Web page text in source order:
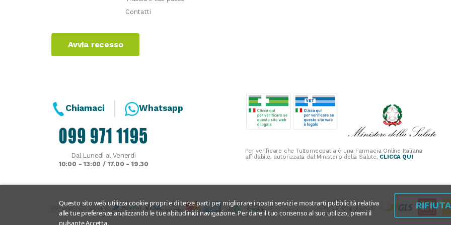
Contatti
Avvia recesso
Questo sito web utilizza cookie propri e di terze parti per migliorare i nostri servizi e mostrarti pubblicità relativa
alle tue preferenze analizzando le tue abitudinidi navigazione. Per dare il tuo consenso al suo utilizzo, premi il
pulsante Accetta.
Chiamaci Whatsapp
Dal Lunedì al Venerdì
10:00 - 13:00 / 17.00 - 19.30
Per verificare che Tuttomeopatia è una Farmacia Online Italiana
affidabile, autorizzata dal Ministero della Salute, CLICCA QUI
PAGAMENTI SICURI SPEDIZIONI RAPIDE